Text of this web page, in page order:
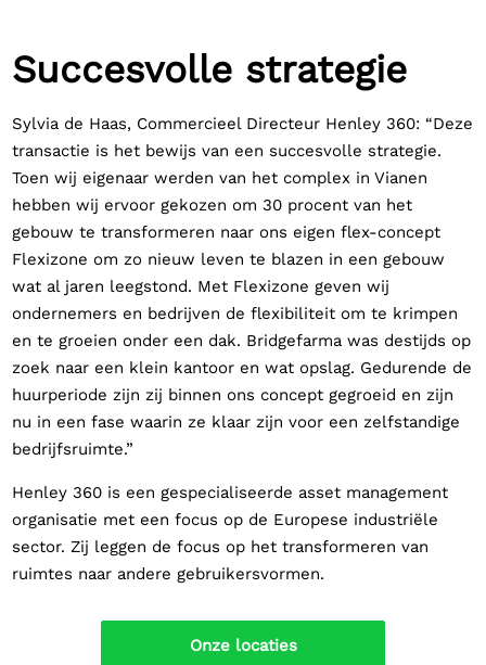
Succesvolle strategie
Sylvia de Haas, Commercieel Directeur Henley 360: “Deze
transactie is het bewijs van een succesvolle strategie.
Toen wij eigenaar werden van het complex in Vianen
hebben wij ervoor gekozen om 30 procent van het
gebouw te transformeren naar ons eigen flex-concept
Flexizone om zo nieuw leven te blazen in een gebouw
wat al jaren leegstond. Met Flexizone geven wij
ondernemers en bedrijven de flexibiliteit om te krimpen
en te groeien onder een dak. Bridgefarma was destijds op
zoek naar een klein kantoor en wat opslag. Gedurende de
huurperiode zijn zij binnen ons concept gegroeid en zijn
nu in een fase waarin ze klaar zijn voor een zelfstandige
bedrijfsruimte.”
Henley 360 is een gespecialiseerde asset management
organisatie met een focus op de Europese industriële
sector. Zij leggen de focus op het transformeren van
ruimtes naar andere gebruikersvormen.
Onze locaties